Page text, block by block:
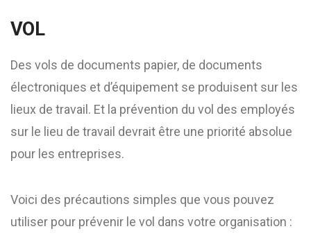
VOL
Des vols de documents papier, de documents
électroniques et d’équipement se produisent sur les
lieux de travail. Et la prévention du vol des employés
sur le lieu de travail devrait être une priorité absolue
pour les entreprises.
Voici des précautions simples que vous pouvez
utiliser pour prévenir le vol dans votre organisation :